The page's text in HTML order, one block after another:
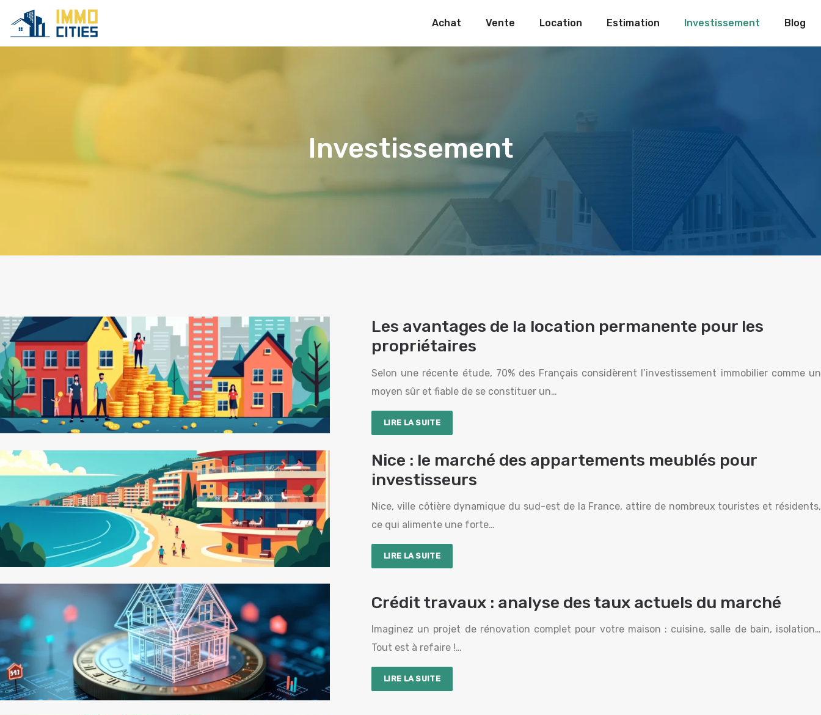
Achat Vente Location Estimation Investissement Blog
Investissement
Les avantages de la location permanente pour les
propriétaires
Selon une récente étude, 70% des Français considèrent l’investissement immobilier comme un
moyen sûr et fiable de se constituer un…
LIRE LA SUITE
Nice : le marché des appartements meublés pour
investisseurs
Nice, ville côtière dynamique du sud-est de la France, attire de nombreux touristes et résidents,
ce qui alimente une forte…
LIRE LA SUITE
Crédit travaux : analyse des taux actuels du marché
Imaginez un projet de rénovation complet pour votre maison : cuisine, salle de bain, isolation…
Tout est à refaire !…
LIRE LA SUITE